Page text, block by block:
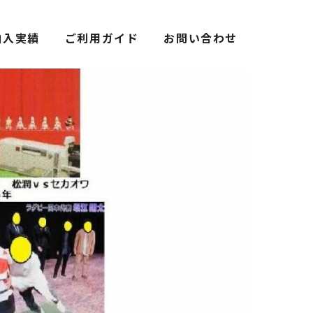
実績 ご利用ガイド お問い合わせ